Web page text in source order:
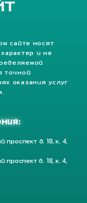
сайте носят
и не
точной
оказания услуг
проспект д. 18, к. 4,
проспект д. 18, к. 4,